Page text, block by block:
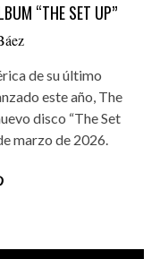
“THE SET UP”
de su último
este año, The
disco “The Set
marzo de 2026.